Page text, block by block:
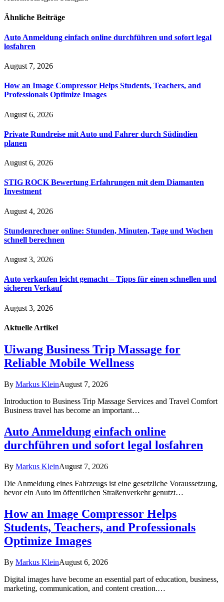
Ähnliche Beiträge
Auto Anmeldung einfach online durchführen und sofort legal
losfahren
August 7, 2026
How an Image Compressor Helps Students, Teachers, and
Professionals Optimize Images
August 6, 2026
Private Rundreise mit Auto und Fahrer durch Südindien
planen
August 6, 2026
STIG ROCK Bewertung Erfahrungen mit dem Diamanten
Investment
August 4, 2026
Stundenrechner online: Stunden, Minuten, Tage und Wochen
schnell berechnen
August 3, 2026
Auto verkaufen leicht gemacht – Tipps für einen schnellen und
sicheren Verkauf
August 3, 2026
Aktuelle Artikel
Uiwang Business Trip Massage for
Reliable Mobile Wellness
By Markus KleinAugust 7, 2026
Introduction to Business Trip Massage Services and Travel Comfort
Business travel has become an important…
Auto Anmeldung einfach online
durchführen und sofort legal losfahren
By Markus KleinAugust 7, 2026
Die Anmeldung eines Fahrzeugs ist eine gesetzliche Voraussetzung,
bevor ein Auto im öffentlichen Straßenverkehr genutzt…
How an Image Compressor Helps
Students, Teachers, and Professionals
Optimize Images
By Markus KleinAugust 6, 2026
Digital images have become an essential part of education, business,
marketing, communication, and content creation.…